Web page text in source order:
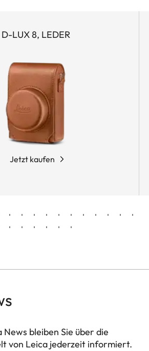
LUX 8, LEDER
Jetzt kaufen
News bleiben Sie über die
von Leica jederzeit informiert.